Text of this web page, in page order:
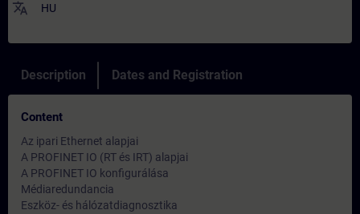
translate HU
Description Dates and Registration
Content
Az ipari Ethernet alapjai
A PROFINET IO (RT és IRT) alapjai
A PROFINET IO konfigurálása
Médiaredundancia
Eszköz- és hálózatdiagnosztika